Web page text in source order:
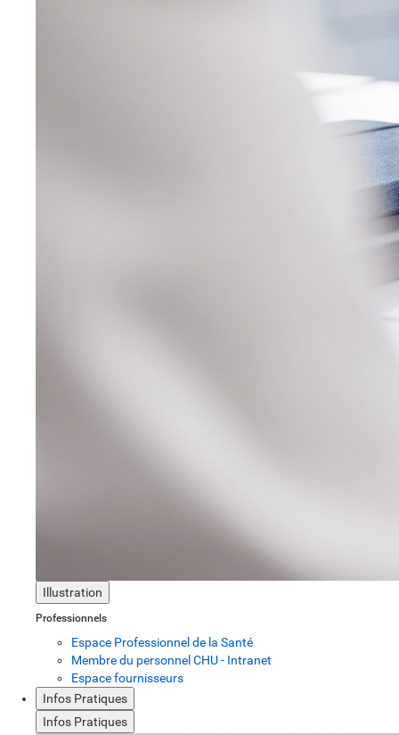
Illustration
Professionnels
Espace Professionnel de la Santé
Membre du personnel CHU - Intranet
Espace fournisseurs
Infos Pratiques
Infos Pratiques